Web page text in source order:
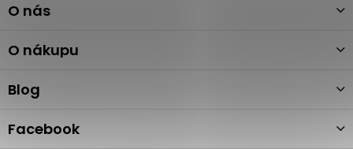
á
a
O nás
O nákupu
Blog
Facebook